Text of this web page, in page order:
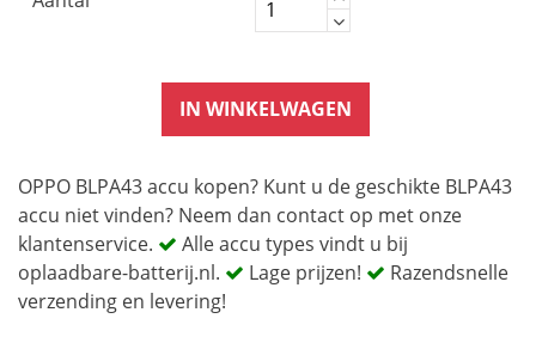
IN WINKELWAGEN
OPPO BLPA43 accu kopen? Kunt u de geschikte BLPA43
accu niet vinden? Neem dan contact op met onze
klantenservice.
Alle accu types vindt u bij
oplaadbare-batterij.nl.
Lage prijzen!
Razendsnelle
verzending en levering!